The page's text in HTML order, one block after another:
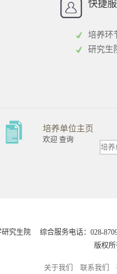
快捷
培养环
研究生
培养单位主页
欢迎 查询
研究生院 综合服务电话：028-
版权
关于我们 联系我们